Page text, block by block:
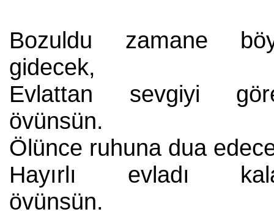
Bozuldu zamane
gidecek,
Evlattan sevgiyi
övünsün.
Ölünce ruhuna dua
Hayırlı evladı
övünsün.